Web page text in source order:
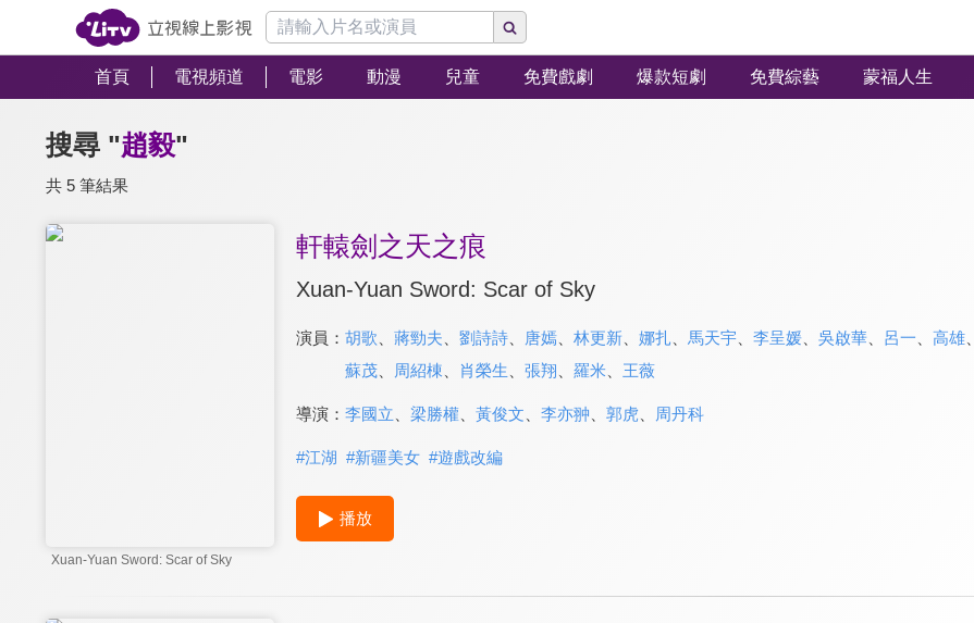
首頁 電視頻道 電影 動漫 兒童 免費戲劇 爆款短劇 免費綜藝 蒙福人生
搜尋 "趙毅"
共 5 筆結果
Xuan-Yuan Sword: Scar of Sky
軒轅劍之天之痕
Xuan-Yuan Sword: Scar of Sky
演員： 胡歌 蔣勁夫 劉詩詩、 唐嫣、 林更新、 娜扎 馬天宇、 李呈媛、 吳啟華、 呂一 高雄、
蘇茂、 周紹棟 肖榮生 張翔 羅米、 王薇
導演： 李國立 梁勝權、 黃俊文 李亦翀 郭虎、 周丹科
#江湖 #新疆美女 #遊戲改編
播放